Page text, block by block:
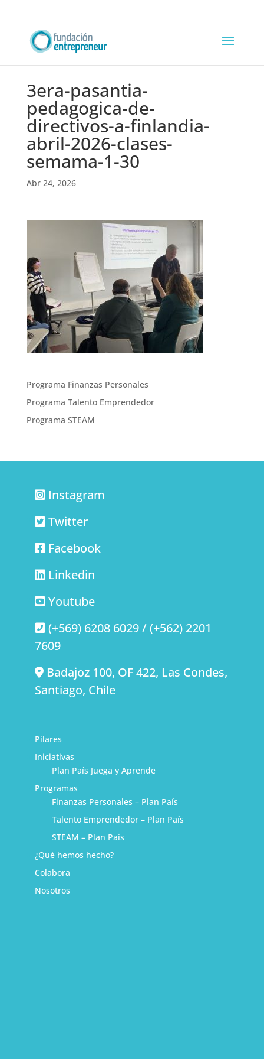
3era-pasantia-
pedagogica-de-
directivos-a-finlandia-
abril-2026-clases-
semama-1-30
Abr 24, 2026
Programa Finanzas Personales
Programa Talento Emprendedor
Programa STEAM
Instagram
Twitter
Facebook
Linkedin
Youtube
(+569) 6208 6029 / (+562) 2201
7609
Badajoz 100, OF 422, Las Condes,
Santiago, Chile
Pilares
Iniciativas
Plan País Juega y Aprende
Programas
Finanzas Personales – Plan País
Talento Emprendedor – Plan País
STEAM – Plan País
¿Qué hemos hecho?
Colabora
Nosotros